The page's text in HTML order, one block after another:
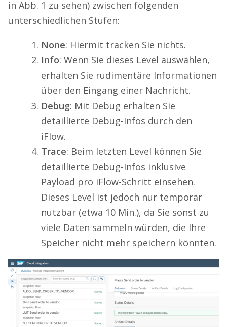
in Abb. 1 zu sehen) zwischen folgenden
unterschiedlichen Stufen:
None: Hiermit tracken Sie nichts.
Info: Wenn Sie dieses Level auswählen,
erhalten Sie rudimentäre Informationen
über den Eingang einer Nachricht.
Debug: Mit Debug erhalten Sie
detaillierte Debug-Infos durch den
iFlow.
Trace: Beim letzten Level können Sie
detaillierte Debug-Infos inklusive
Payload pro iFlow-Schritt einsehen.
Dieses Level ist jedoch nur temporär
nutzbar (etwa 10 Min.), da Sie sonst zu
viele Daten sammeln würden, die Ihre
Speicher nicht mehr speichern könnten.